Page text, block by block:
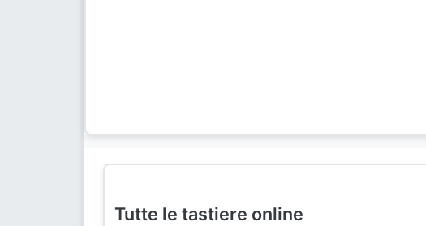
Tutte le tastiere online